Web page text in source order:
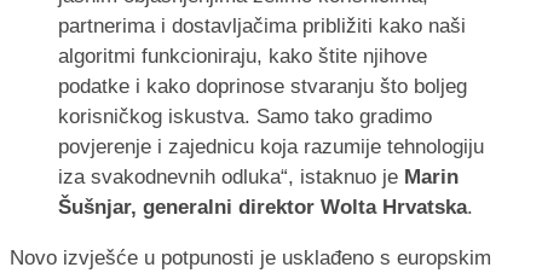
partnerima i dostavljačima približiti kako naši
algoritmi funkcioniraju, kako štite njihove
podatke i kako doprinose stvaranju što boljeg
korisničkog iskustva. Samo tako gradimo
povjerenje i zajednicu koja razumije tehnologiju
iza svakodnevnih odluka“, istaknuo je Marin
Šušnjar, generalni direktor Wolta Hrvatska.
Novo izvješće u potpunosti je usklađeno s europskim